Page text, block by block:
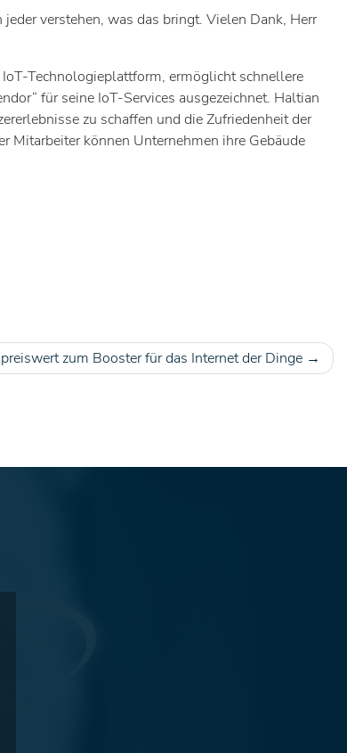
verstehen, was das bringt. Vielen Dank, Herr
Technologieplattform, ermöglicht schnellere
für seine IoT-Services ausgezeichnet. Haltian
zu schaffen und die Zufriedenheit der
Mitarbeiter können Unternehmen ihre Gebäude
zum Booster für das Internet der Dinge